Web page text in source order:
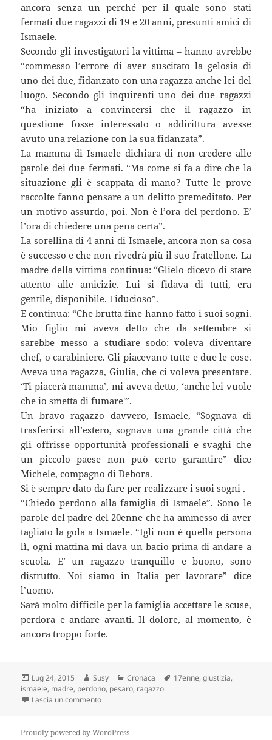
ancora senza un perché per il quale sono stati
fermati due ragazzi di 19 e 20 anni, presunti amici di
Ismaele.
Secondo gli investigatori la vittima – hanno avrebbe
“commesso l’errore di aver suscitato la gelosia di
uno dei due, fidanzato con una ragazza anche lei del
luogo. Secondo gli inquirenti uno dei due ragazzi
“ha iniziato a convincersi che il ragazzo in
questione fosse interessato o addirittura avesse
avuto una relazione con la sua fidanzata”.
La mamma di Ismaele dichiara di non credere alle
parole dei due fermati. “Ma come si fa a dire che la
situazione gli è scappata di mano? Tutte le prove
raccolte fanno pensare a un delitto premeditato. Per
un motivo assurdo, poi. Non è l’ora del perdono. E’
l’ora di chiedere una pena certa”.
La sorellina di 4 anni di Ismaele, ancora non sa cosa
è successo e che non rivedrà più il suo fratellone. La
madre della vittima continua: “Glielo dicevo di stare
attento alle amicizie. Lui si fidava di tutti, era
gentile, disponibile. Fiducioso”.
E continua: “Che brutta fine hanno fatto i suoi sogni.
Mio figlio mi aveva detto che da settembre si
sarebbe messo a studiare sodo: voleva diventare
chef, o carabiniere. Gli piacevano tutte e due le cose.
Aveva una ragazza, Giulia, che ci voleva presentare.
‘Ti piacerà mamma’, mi aveva detto, ‘anche lei vuole
che io smetta di fumare'”.
Un bravo ragazzo davvero, Ismaele, “Sognava di
trasferirsi all’estero, sognava una grande città che
gli offrisse opportunità professionali e svaghi che
un piccolo paese non può certo garantire” dice
Michele, compagno di Debora.
Si è sempre dato da fare per realizzare i suoi sogni .
“Chiedo perdono alla famiglia di Ismaele”. Sono le
parole del padre del 20enne che ha ammesso di aver
tagliato la gola a Ismaele. “Igli non è quella persona
lì, ogni mattina mi dava un bacio prima di andare a
scuola. E’ un ragazzo tranquillo e buono, sono
distrutto. Noi siamo in Italia per lavorare” dice
l’uomo.
Sarà molto difficile per la famiglia accettare le scuse,
perdora e andare avanti. Il dolore, al momento, è
ancora troppo forte.
Scritto
il
Lug 24, 2015 Autore
Susy Categorie
Cronaca Tag
17enne,giustizia,
ismaele, madre, perdono, pesaro, ragazzo
Lascia un commentosu Ragazzo decapitato a Pesaro: ora parla la
Proudly powered by WordPress